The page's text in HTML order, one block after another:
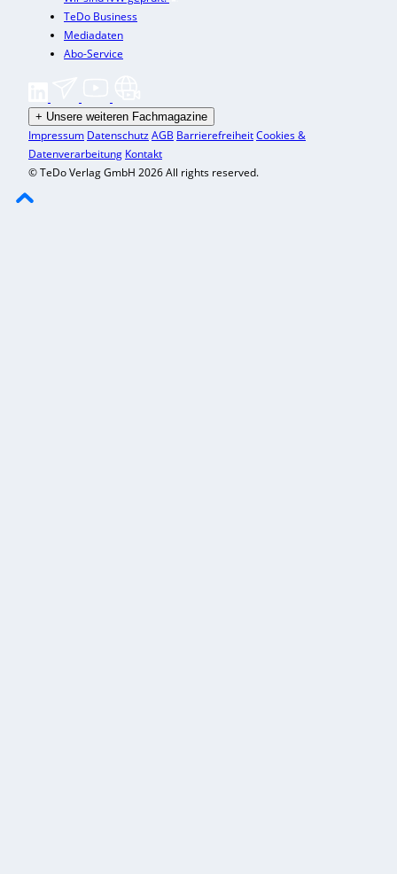
TeDo Business
Mediadaten
Abo-Service
+ Unsere weiteren Fachmagazine
Impressum DatenschutzAGB BarrierefreiheitCookies &
Datenverarbeitung Kontakt
© TeDo Verlag GmbH 2026 All rights reserved.